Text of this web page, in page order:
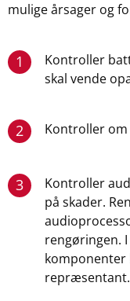
mulige årsager og
1
Kontroller
skal vende
2 Kontroller
3
Kontroller
på skader.
rengøringen.
komponenter
repræsentant.